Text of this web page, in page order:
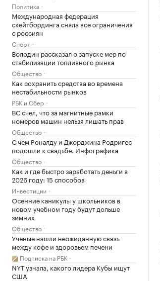
Политика
Международная федерация
скейтбординга сняла все ограничения
с россиян
Спорт
Володин рассказал о запуске мер по
стабилизации топливного рынка
Общество
Как сохранить средства во времена
нестабильности рынков
РБК и Сбер
ВС счел, что за магнитные рамки
номеров машин нельзя лишать прав
Общество
С чем Роналду и Джорджина Родригес
подошли к свадьбе. Инфографика
Общество
Как и где быстро заработать деньги в
2026 году: 15 способов
Инвестиции
Осенние каникулы у школьников в
новом учебном году будут дольше
зимних
Общество
Ученые нашли неожиданную связь
между кофе и здоровьем печени
Подписка на РБК
NYT узнала, какого лидера Кубы ищут
США